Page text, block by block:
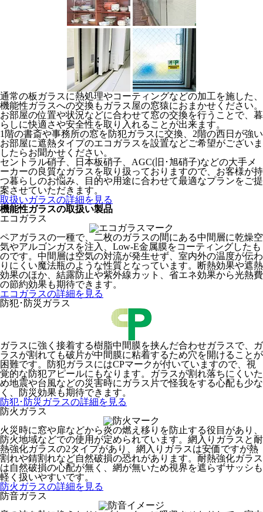
通常の板ガラスに熱処理やコーティングなどの加工を施した、
機能性ガラスへの交換もガラス屋の窓猿におまかせください。
お部屋の位置や状況などに合わせて窓の交換を行うことで、暮
らしに快適さや安全性を取り入れることが出来ます。
1階の書斎や事務所の窓を防犯ガラスに交換、2階の西日が強い
お部屋に遮熱タイプのエコガラスを設置などご希望がございま
したらお聞かせください。
セントラル硝子、日本板硝子、AGC(旧･旭硝子)などの大手メ
ーカーの良質なガラスを取り扱っておりますので、お客様が持
つ暮らしのお悩み、目的や用途に合わせて最適なプランをご提
案させていただきます。
取扱いガラスの詳細を見る
機能性ガラスの取扱い製品
エコガラス
ペアガラスの一種で、二枚のガラスの間にある中間層に乾燥空
気やアルゴンガスを注入、Low-E金属膜をコーティングしたも
のです。中間層は空気の対流が発生せず、室内外の温度が伝わ
りにくい魔法瓶のような性質となっています。断熱効果や遮熱
効果のほか、結露防止や紫外線カット、省エネ効果から光熱費
の節約効果も期待できます。
エコガラスの詳細を見る
防犯･防災ガラス
ガラスに強く接着する樹脂中間膜を挟んだ合わせガラスで、ガ
ラスが割れても破片が中間膜に粘着するため穴を開けることが
困難です。防犯ガラスにはCPマークが付いていますので、視
覚的な防犯アピールにもなります。ガラスが割れ落ちにくいた
め地震や台風などの災害時にガラス片で怪我をする心配も少な
く、防災効果も期待できます。
防犯･防災ガラスの詳細を見る
防火ガラス
火災時に窓や扉などから炎の燃え移りを防止する役目があり、
防火地域などでの使用が定められています。網入りガラスと耐
熱強化ガラスの2タイプがあり、網入りガラスは安価ですが熱
割れや錆割れなど自然破損の恐れがあります。耐熱強化ガラス
は自然破損の心配が無く、網が無いため視界を遮らずサッシも
軽く扱いやすいです。
防火ガラスの詳細を見る
防音ガラス